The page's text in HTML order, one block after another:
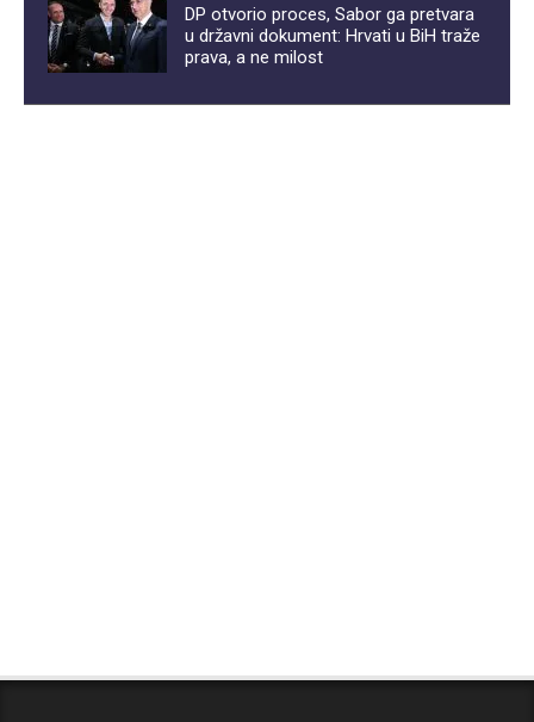
DP otvorio proces, Sabor ga pretvara
u državni dokument: Hrvati u BiH traže
prava, a ne milost